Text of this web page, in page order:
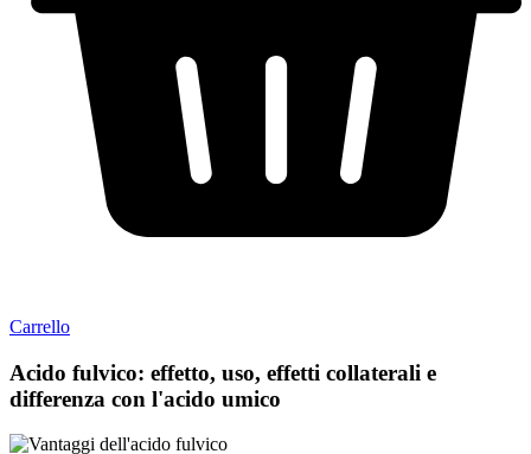
Carrello
Acido fulvico: effetto, uso, effetti collaterali e
differenza con l'acido umico